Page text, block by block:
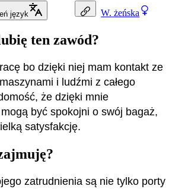
W. żeńska
język
ten zawód?
bo dzięki niej mam kontakt ze
i ludźmi z całego
że dzięki mnie
być spokojni o swój bagaż,
satysfakcję.
zatrudnienia są nie tylko porty